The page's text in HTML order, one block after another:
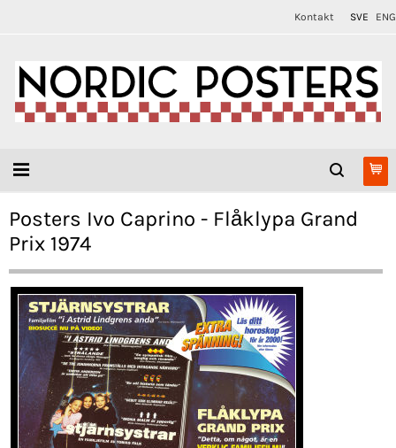
Kontakt SVE ENG
Posters Ivo Caprino - Flåklypa Grand
Prix 1974